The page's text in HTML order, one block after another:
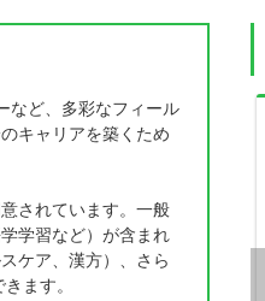
など、多彩なフィール
キャリアを築くため
されています。一般
学習など）が含まれ
ケア、漢方）、さら
ます。